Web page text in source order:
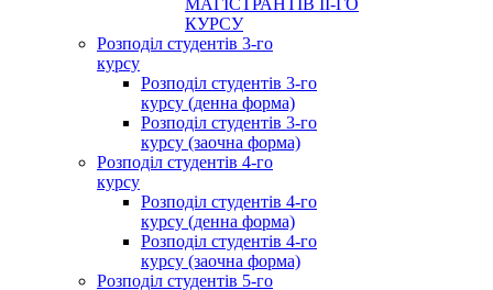
МАГІСТРАНТІВ ІІ-ГО
КУРСУ
Розподіл студентів 3-го
курсу
Розподіл студентів 3-го
курсу (денна форма)
Розподіл студентів 3-го
курсу (заочна форма)
Розподіл студентів 4-го
курсу
Розподіл студентів 4-го
курсу (денна форма)
Розподіл студентів 4-го
курсу (заочна форма)
Розподіл студентів 5-го